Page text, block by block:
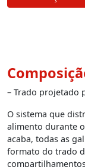
– Trado projetado
O sistema que
alimento durante
acaba, todas as
formato do trado